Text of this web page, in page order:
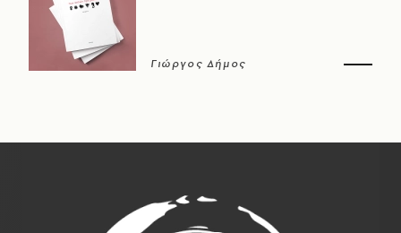
Γιώργος Δήμος